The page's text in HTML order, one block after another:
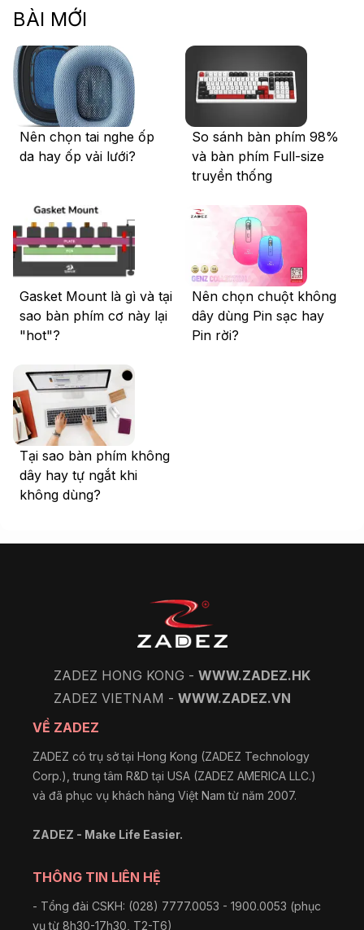
BÀI MỚI
Nên chọn tai nghe ốp
da hay ốp vải lưới?
So sánh bàn phím 98%
và bàn phím Full-size
truyền thống
Gasket Mount là gì và tại
sao bàn phím cơ này lại
"hot"?
Nên chọn chuột không
dây dùng Pin sạc hay
Pin rời?
Tại sao bàn phím không
dây hay tự ngắt khi
không dùng?
ZADEZ HONG KONG - WWW.ZADEZ.HK
ZADEZ VIETNAM - WWW.ZADEZ.VN
VỀ ZADEZ
ZADEZ có trụ sở tại Hong Kong (ZADEZ Technology
Corp.), trung tâm R&D tại USA (ZADEZ AMERICA LLC.)
và đã phục vụ khách hàng Việt Nam từ năm 2007.
ZADEZ - Make Life Easier.
THÔNG TIN LIÊN HỆ
- Tổng đài CSKH: (028) 7777.0053 - 1900.0053 (phục
vụ từ 8h30-17h30, T2-T6)